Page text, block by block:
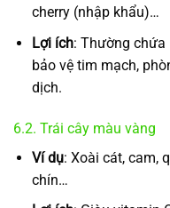
cherry (nhập khẩu)…
Lợi ích: Thường chứa
bảo vệ tim mạch,
dịch.
6.2. Trái cây màu vàng
Ví dụ: Xoài cát, cam,
chín…